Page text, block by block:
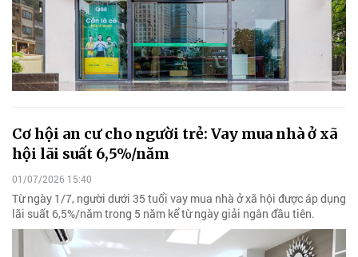
Cơ hội an cư cho người trẻ: Vay mua nhà ở xã
hội lãi suất 6,5%/năm
01/07/2026 15:40
Từ ngày 1/7, người dưới 35 tuổi vay mua nhà ở xã hội được áp dụng
lãi suất 6,5%/năm trong 5 năm kể từ ngày giải ngân đầu tiên.